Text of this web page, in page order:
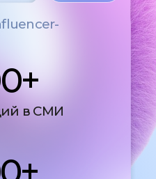
РОСТА
- наше
договора